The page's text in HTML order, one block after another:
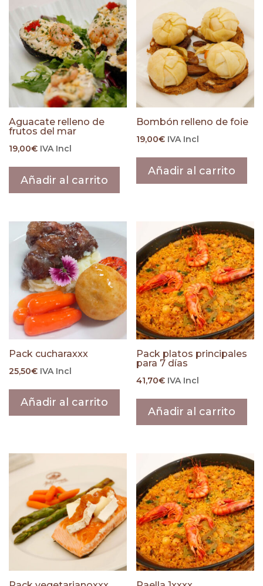
Aguacate relleno de
frutos del mar
19,00€ IVA Incl
Añadir al carrito
Bombón relleno de foie
19,00€ IVA Incl
Añadir al carrito
Pack cucharaxxx
25,50€ IVA Incl
Añadir al carrito
Pack platos principales
para 7 días
41,70€ IVA Incl
Añadir al carrito